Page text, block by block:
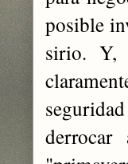
posible
sirio. Y,